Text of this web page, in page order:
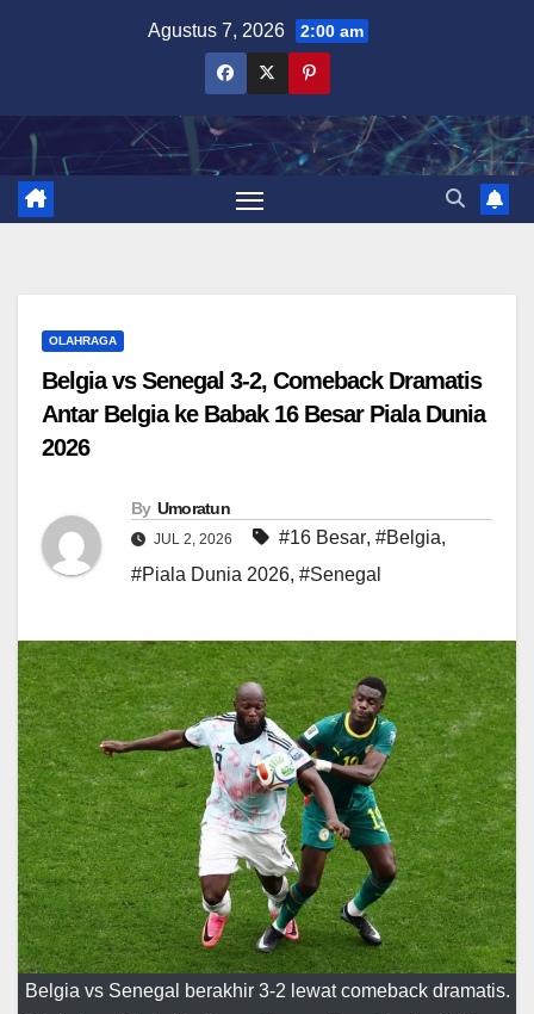
Agustus 7, 2026 2:00 am
OLAHRAGA
Belgia vs Senegal 3-2, Comeback Dramatis
Antar Belgia ke Babak 16 Besar Piala Dunia
2026
By Umoratun
JUL 2, 2026 #16 Besar, #Belgia,
#Piala Dunia 2026, #Senegal
Belgia vs Senegal berakhir 3-2 lewat comeback dramatis.